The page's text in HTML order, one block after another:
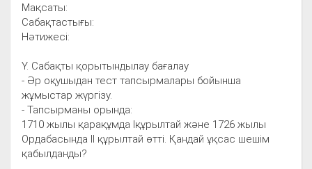
Мақсаты:
Сабақтастығы:
Нәтижесі:
Ү. Сабақты қорытындылау бағалау
- Әр оқушыдан тест тапсырмалары бойынша
жұмыстар жүргізу.
- Тапсырманы орында:
1710 жылы қарақұмда Іқұрылтай және 1726 жылы
Ордабасында ІІ құрылтай өтті. Қандай ұқсас шешім
қабылданды?